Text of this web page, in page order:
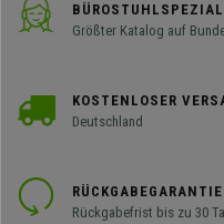
Größter Katalog auf
KOSTENLOSER
Deutschland
RÜCKGABEGARANTIE
Rückgabefrist bis zu 30